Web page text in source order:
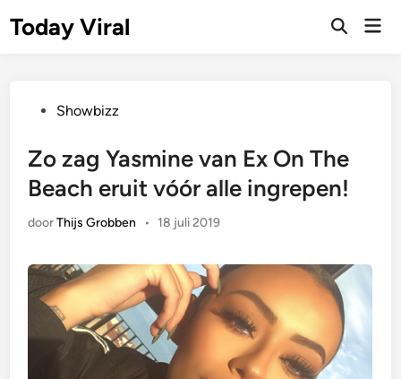
naar
Today Viral
Zoeken
Geplaatst
Showbizz
Zo zag Yasmine van Ex On The
Beach eruit vóór alle ingrepen!
doorThijs Grobben • 18 juli 2019